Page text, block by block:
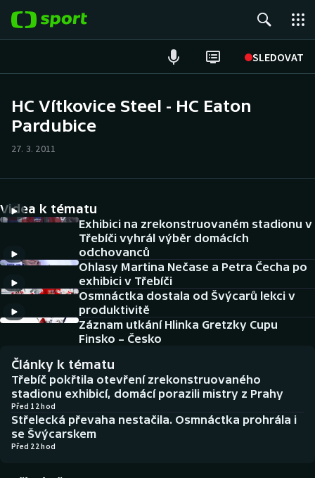
SLEDOVAT
Hokej
Cyklistika
DALŠÍ SPORTY
Americký fotbal
Baseball a softbal
Basketbal
Biatlon
Boby a skeleton
NEPŘEHLÉDNĚTE
Soutěže
Historické návraty
Aplikace ČT sport
AZ kvíz
HC Vítkovice Steel - HC Eaton
Pardubice
27. 3. 2011
Videa k tématu
Exhibici na zrekonstruovaném stadionu v
Třebíči vyhrál výběr domácích
odchovanců
Ohlasy Martina Nečase a Petra Čecha po
exhibici v Třebíči
Osmnáctka dostala od Švýcarů lekci v
produktivitě
Záznam utkání Hlinka Gretzky Cupu
Finsko – Česko
Články k tématu
Třebíč pokřtila otevření zrekonstruovaného
stadionu exhibicí, domácí porazili mistry z Prahy
Před 12 hod
Střelecká převaha nestačila. Osmnáctka prohrála i
se Švýcarskem
Před 22 hod